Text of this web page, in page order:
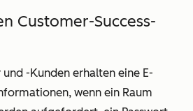
Customer-Success-
-Kunden erhalten eine E-
wenn ein Raum